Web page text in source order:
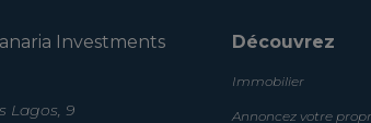
Investments
Lagos, 9
Découvrez
Immobilier
Annoncez votre